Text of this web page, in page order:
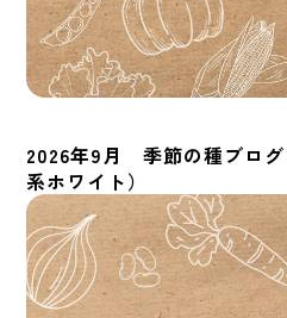
2026年9月 季節の種ブロ
系ホワイト）